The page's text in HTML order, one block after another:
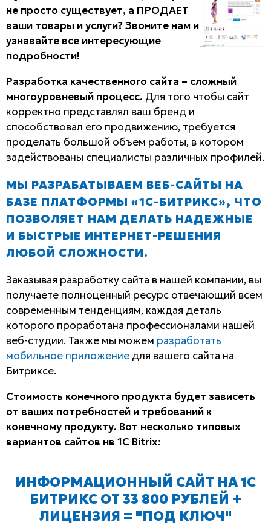
не просто существует, а ПРОДАЕТ
ваши товары и услуги? Звоните нам и
узнавайте все интересующие
подробности!
Разработка качественного сайта – сложный
многоуровневый процесс. Для того чтобы сайт
корректно представлял ваш бренд и
способствовал его продвижению, требуется
проделать большой объем работы, в котором
задействованы специалисты различных профилей.
МЫ РАЗРАБАТЫВАЕМ ВЕБ-САЙТЫ НА
БАЗЕ ПЛАТФОРМЫ «1С-БИТРИКС», ЧТО
ПОЗВОЛЯЕТ НАМ ДЕЛАТЬ НАДЕЖНЫЕ
И БЫСТРЫЕ ИНТЕРНЕТ-РЕШЕНИЯ
ЛЮБОЙ СЛОЖНОСТИ.
Заказывая разработку сайта в нашей компании, вы
получаете полноценный ресурс отвечающий всем
современным тенденциям, каждая деталь
которого проработана профессионалами нашей
веб-студии. Также мы можем разработать
мобильное приложение для вашего сайта на
Битриксе.
Стоимость конечного продукта будет зависеть
от ваших потребностей и требований к
конечному продукту. Вот несколько типовых
вариантов сайтов нв 1C Bitrix:
ИНФОРМАЦИОННЫЙ САЙТ НА 1С
БИТРИКС ОТ 33 800 РУБЛЕЙ +
ЛИЦЕНЗИЯ = "ПОД КЛЮЧ"